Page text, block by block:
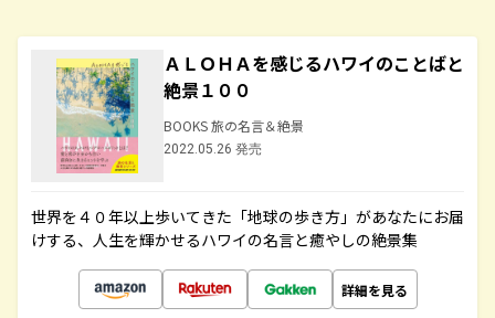
ＡＬＯＨＡを感じるハワイのことばと
絶景１００
BOOKS 旅の名言＆絶景
2022.05.26 発売
世界を４０年以上歩いてきた「地球の歩き方」があなたにお届
けする、人生を輝かせるハワイの名言と癒やしの絶景集
詳細を見る